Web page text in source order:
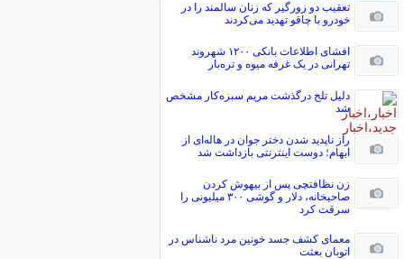
تعقیب دو زورگیر که زنان سالمند را در
خودرو با چاقو تهدید می‌کردند
افشای اطلاعات بانکی ۱۲۰۰ شهروند
تهرانی در یک غرفه میوه و تره‌بار
دلیل تلخ درگذشت مریم سبزه‌کار مشخص
شد
راز ناپدید شدن دختر جوان در هاله‌ای از
ابهام؛ دوست اینترنتی بازداشت شد
زن نظافتچی پس از بیهوش کردن
صاحبخانه، دلار و گوشی ۳۰۰ میلیونی را
سرقت کرد
معمای کشف جسد خونین مرد ناشناس در
اتوبان بعثت